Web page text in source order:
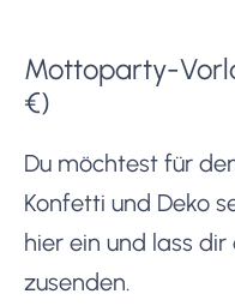
Mottoparty-
€)
Du möchtest für
Konfetti und Deko
hier ein und lass
zusenden.